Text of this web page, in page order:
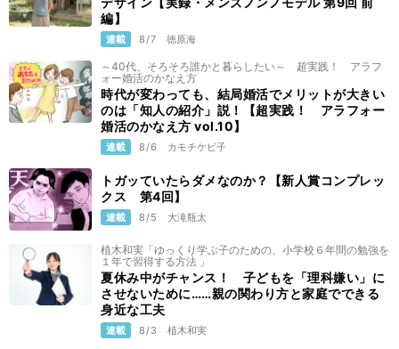
編】
連載 8/7 徳原海
～40代、そろそろ誰かと暮らしたい～ 超実践！ アラフ
ォー婚活のかなえ方
時代が変わっても、結局婚活でメリットが大きい
のは「知人の紹介」説！【超実践！ アラフォー
婚活のかなえ方 vol.10】
連載 8/6 カモチケビ子
トガッていたらダメなのか？【新人賞コンプレッ
クス 第4回】
連載 8/5 大滝瓶太
植木和実「ゆっくり学ぶ子のための、小学校６年間の勉強を
１年で習得する方法 」
夏休み中がチャンス！ 子どもを「理科嫌い」に
させないために……親の関わり方と家庭でできる
身近な工夫
連載 8/3 植木和実